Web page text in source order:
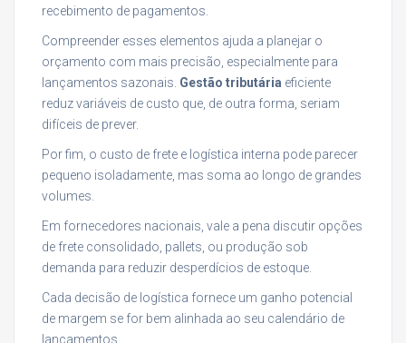
recebimento de pagamentos.
Compreender esses elementos ajuda a planejar o
orçamento com mais precisão, especialmente para
lançamentos sazonais. Gestão tributária eficiente
reduz variáveis de custo que, de outra forma, seriam
difíceis de prever.
Por fim, o custo de frete e logística interna pode parecer
pequeno isoladamente, mas soma ao longo de grandes
volumes.
Em fornecedores nacionais, vale a pena discutir opções
de frete consolidado, pallets, ou produção sob
demanda para reduzir desperdícios de estoque.
Cada decisão de logística fornece um ganho potencial
de margem se for bem alinhada ao seu calendário de
lançamentos.